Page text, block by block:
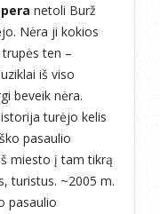
netoli Burž
Nėra ji kokios
ten –
iš viso
beveik nėra.
turėjo kelis
pasaulio
miesto į tam tikrą
turistus. ~2005 m.
pasaulio